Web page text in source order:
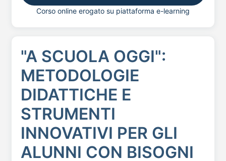
Corso online erogato su piattaforma e-learning
"A SCUOLA OGGI":
METODOLOGIE
DIDATTICHE E
STRUMENTI
INNOVATIVI PER GLI
ALUNNI CON BISOGNI